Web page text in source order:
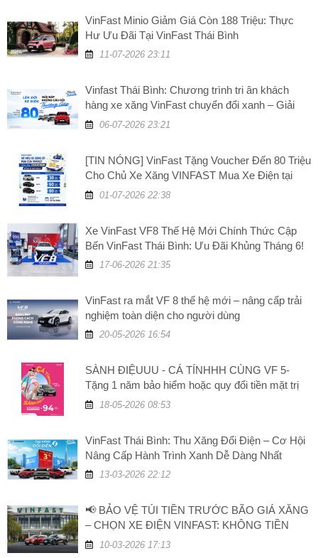
VinFast Minio Giảm Giá Còn 188 Triệu: Thực
Hư Ưu Đãi Tại VinFast Thái Bình
11-07-2026 23:11
Vinfast Thái Bình: Chương trình tri ân khách
hàng xe xăng VinFast chuyển đổi xanh – Giải
đáp những câu hỏi thường gặp
06-07-2026 23:21
[TIN NÓNG] VinFast Tặng Voucher Đến 80 Triệu
Cho Chủ Xe Xăng VINFAST Mua Xe Điện tại
VinFast Thái Bình
01-07-2026 22:38
Xe VinFast VF8 Thế Hệ Mới Chính Thức Cập
Bến VinFast Thái Bình: Ưu Đãi Khủng Tháng 6!
17-06-2026 21:35
VinFast ra mắt VF 8 thế hệ mới – nâng cấp trải
nghiệm toàn diện cho người dùng
20-05-2026 16:54
SÀNH ĐIỆUUU - CÁ TÍNHHH CÙNG VF 5-
Tặng 1 năm bảo hiểm hoặc quy đổi tiền mặt trị
giá 5 triệu đồng
18-05-2026 08:53
VinFast Thái Bình: Thu Xăng Đổi Điện – Cơ Hội
Nâng Cấp Hành Trình Xanh Dễ Dàng Nhất
13-03-2026 22:12
📢 BẢO VỆ TÚI TIỀN TRƯỚC BÃO GIÁ XĂNG
– CHỌN XE ĐIỆN VINFAST: KHÔNG TIỀN
XĂNG, TĂNG GIÁ TRỊ!
10-03-2026 17:13